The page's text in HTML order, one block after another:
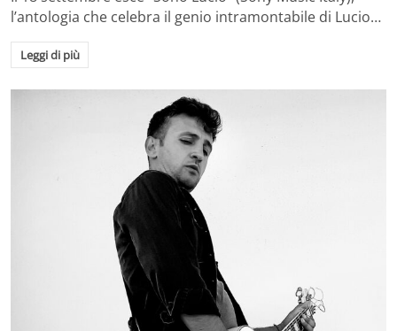
l’antologia che celebra il genio intramontabile di Lucio…
Leggi di più